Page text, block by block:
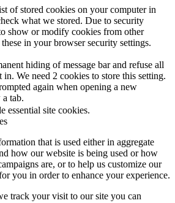
of stored cookies on your computer in
what we stored. Due to security
show or modify cookies from other
in your browser security settings.
hiding of message bar and refuse all
We need 2 cookies to store this setting.
again when opening a new
tab.
essential site cookies.
that is used either in aggregate
how our website is being used or how
are, or to help us customize our
you in order to enhance your experience.
track your visit to our site you can